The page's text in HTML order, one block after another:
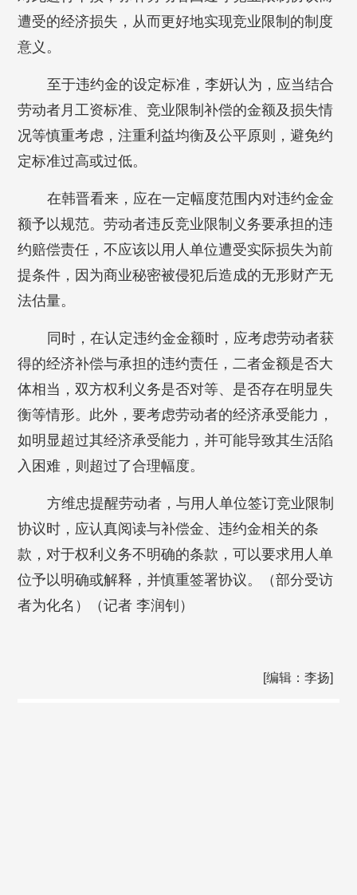
遭受的经济损失，从而更好地实现竞业限制的制度
意义。
至于违约金的设定标准，李妍认为，应当结合
劳动者月工资标准、竞业限制补偿的金额及损失情
况等慎重考虑，注重利益均衡及公平原则，避免约
定标准过高或过低。
在韩晋看来，应在一定幅度范围内对违约金金
额予以规范。劳动者违反竞业限制义务要承担的违
约赔偿责任，不应该以用人单位遭受实际损失为前
提条件，因为商业秘密被侵犯后造成的无形财产无
法估量。
同时，在认定违约金金额时，应考虑劳动者获
得的经济补偿与承担的违约责任，二者金额是否大
体相当，双方权利义务是否对等、是否存在明显失
衡等情形。此外，要考虑劳动者的经济承受能力，
如明显超过其经济承受能力，并可能导致其生活陷
入困难，则超过了合理幅度。
方维忠提醒劳动者，与用人单位签订竞业限制
协议时，应认真阅读与补偿金、违约金相关的条
款，对于权利义务不明确的条款，可以要求用人单
位予以明确或解释，并慎重签署协议。（部分受访
者为化名）（记者 李润钊）
[编辑：李扬]